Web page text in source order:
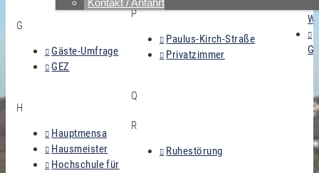
Kontakt / Anfahrt
G
Gäste-Umfrage
GEZ
H
Hauptmensa
Hausmeister
Hochschule für
P
Paulus-Kirch-Straße
Privatzimmer
Q
R
Ruhestörung